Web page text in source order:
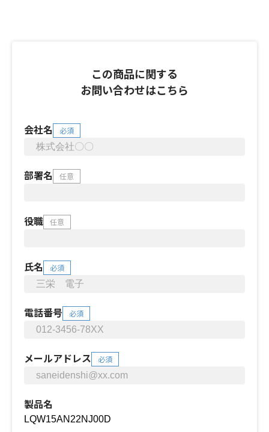
この商品に関する
お問い合わせはこちら
会社名 必須
部署名 任意
役職 任意
氏名 必須
電話番号 必須
メールアドレス 必須
製品名